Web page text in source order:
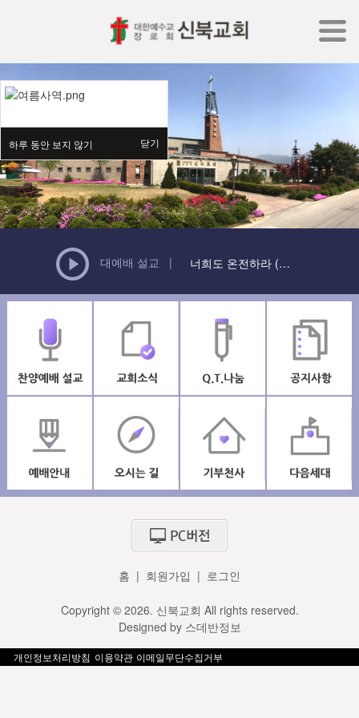
대예배 설교 | 너희도 온전하라 (마 5:...
홈 | 회원가입 | 로그인
Copyright © 2026. 신북교회 All rights reserved.
Designed by 스데반정보
하루 동안 보지 않기 닫기
개인정보처리방침 이용약관 이메일무단수집거부